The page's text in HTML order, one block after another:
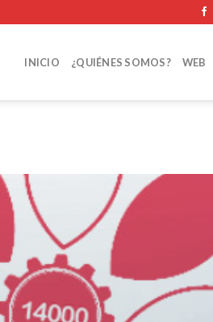
INICIO ¿QUIÉNES SOMOS? WEB